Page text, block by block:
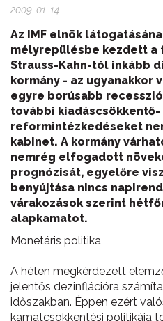
2009-01-14
Az IMF elnök
mélyrepülésbe kezdett a
Strauss-Kahn-tól inkább
kormány - az ugyanakkor
egyre borúsabb
további kiadáscsökkentő-
reformintézkedéseket
kabinet. A kormány
nemrég elfogadott
prognózisát, egyelőre
benyújtása nincs
várakozások szerint
alapkamatot.
Monetáris politika
A héten megkérdezett
jelentős dezinflációra
időszakban. Éppen ezért
kamatcsökkentési politikája